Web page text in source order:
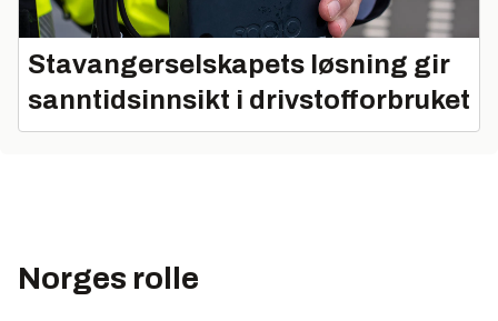
Stavangerselskapets løsning gir
sanntidsinnsikt i drivstofforbruket
Norges rolle